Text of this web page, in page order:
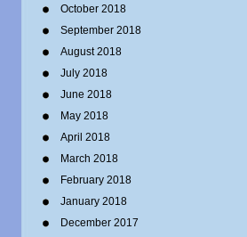
October 2018
September 2018
August 2018
July 2018
June 2018
May 2018
April 2018
March 2018
February 2018
January 2018
December 2017